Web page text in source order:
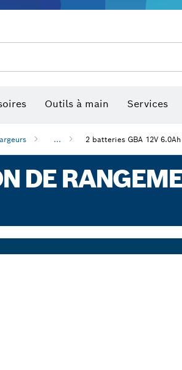
Outils à main Services
... 2 batteries GBA 12V 6.0Ah
DE